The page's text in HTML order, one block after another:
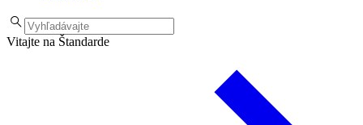
Vitajte na Štandarde